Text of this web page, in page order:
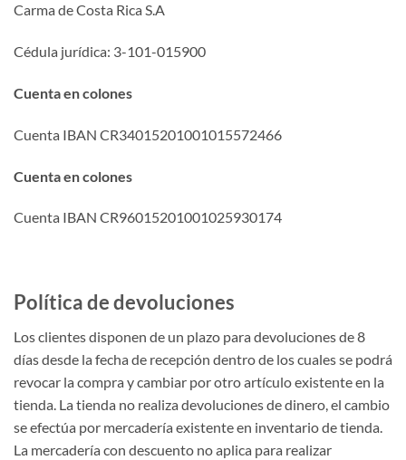
Carma de Costa Rica S.A
Cédula jurídica: 3-101-015900
Cuenta en colones
Cuenta IBAN CR34015201001015572466
Cuenta en colones
Cuenta IBAN CR96015201001025930174
Política de devoluciones
Los clientes disponen de un plazo para devoluciones de 8
días desde la fecha de recepción dentro de los cuales se podrá
revocar la compra y cambiar por otro artículo existente en la
tienda. La tienda no realiza devoluciones de dinero, el cambio
se efectúa por mercadería existente en inventario de tienda.
La mercadería con descuento no aplica para realizar